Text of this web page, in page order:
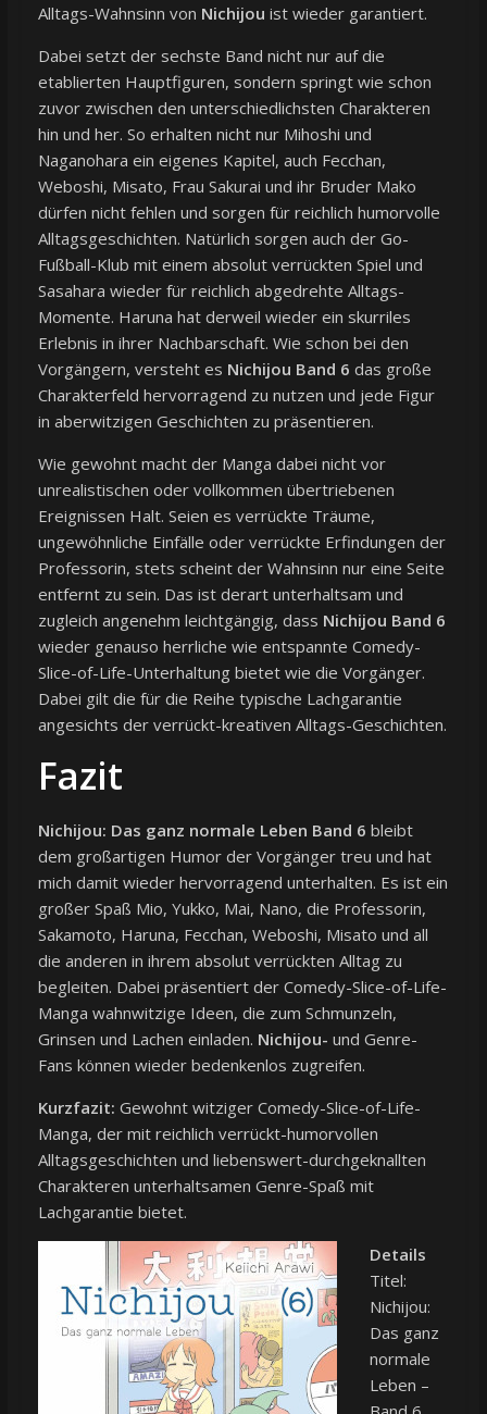
Alltags-Wahnsinn von Nichijou ist wieder garantiert.
Dabei setzt der sechste Band nicht nur auf die
etablierten Hauptfiguren, sondern springt wie schon
zuvor zwischen den unterschiedlichsten Charakteren
hin und her. So erhalten nicht nur Mihoshi und
Naganohara ein eigenes Kapitel, auch Fecchan,
Weboshi, Misato, Frau Sakurai und ihr Bruder Mako
dürfen nicht fehlen und sorgen für reichlich humorvolle
Alltagsgeschichten. Natürlich sorgen auch der Go-
Fußball-Klub mit einem absolut verrückten Spiel und
Sasahara wieder für reichlich abgedrehte Alltags-
Momente. Haruna hat derweil wieder ein skurriles
Erlebnis in ihrer Nachbarschaft. Wie schon bei den
Vorgängern, versteht es Nichijou Band 6 das große
Charakterfeld hervorragend zu nutzen und jede Figur
in aberwitzigen Geschichten zu präsentieren.
Wie gewohnt macht der Manga dabei nicht vor
unrealistischen oder vollkommen übertriebenen
Ereignissen Halt. Seien es verrückte Träume,
ungewöhnliche Einfälle oder verrückte Erfindungen der
Professorin, stets scheint der Wahnsinn nur eine Seite
entfernt zu sein. Das ist derart unterhaltsam und
zugleich angenehm leichtgängig, dass Nichijou Band 6
wieder genauso herrliche wie entspannte Comedy-
Slice-of-Life-Unterhaltung bietet wie die Vorgänger.
Dabei gilt die für die Reihe typische Lachgarantie
angesichts der verrückt-kreativen Alltags-Geschichten.
Fazit
Nichijou: Das ganz normale Leben Band 6 bleibt
dem großartigen Humor der Vorgänger treu und hat
mich damit wieder hervorragend unterhalten. Es ist ein
großer Spaß Mio, Yukko, Mai, Nano, die Professorin,
Sakamoto, Haruna, Fecchan, Weboshi, Misato und all
die anderen in ihrem absolut verrückten Alltag zu
begleiten. Dabei präsentiert der Comedy-Slice-of-Life-
Manga wahnwitzige Ideen, die zum Schmunzeln,
Grinsen und Lachen einladen. Nichijou- und Genre-
Fans können wieder bedenkenlos zugreifen.
Kurzfazit: Gewohnt witziger Comedy-Slice-of-Life-
Manga, der mit reichlich verrückt-humorvollen
Alltagsgeschichten und liebenswert-durchgeknallten
Charakteren unterhaltsamen Genre-Spaß mit
Lachgarantie bietet.
Details
Titel:
Nichijou:
Das ganz
normale
Leben –